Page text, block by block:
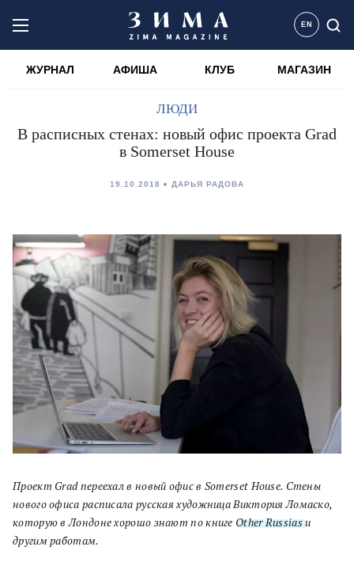
EN
ЖУРНАЛ АФИША КЛУБ МАГАЗИН
ЛЮДИ
В расписных стенах: новый офис проекта Grad
в Somerset House
19.10.2018 ДАРЬЯ РАДОВА
Проект Grad переехал в новый офис в Somerset House. Стены
нового офиса расписала русская художница Виктория Ломаско,
которую в Лондоне хорошо знают по книге Other Russiasи
другим работам.